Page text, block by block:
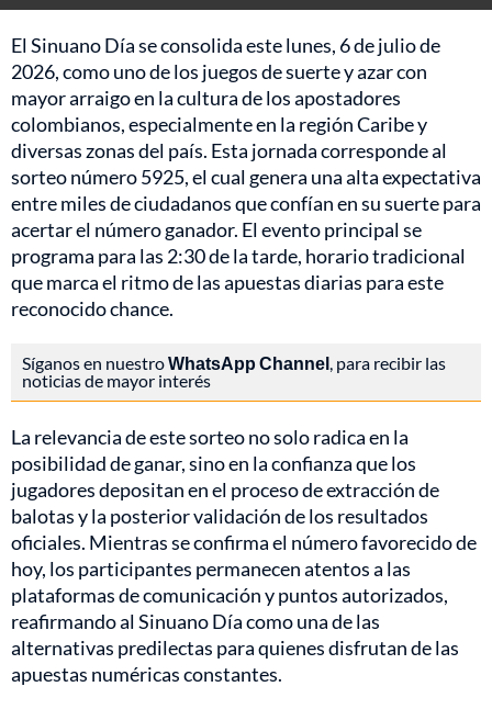
El Sinuano Día se consolida este lunes, 6 de julio de
2026, como uno de los juegos de suerte y azar con
mayor arraigo en la cultura de los apostadores
colombianos, especialmente en la región Caribe y
diversas zonas del país. Esta jornada corresponde al
sorteo número 5925, el cual genera una alta expectativa
entre miles de ciudadanos que confían en su suerte para
acertar el número ganador. El evento principal se
programa para las 2:30 de la tarde, horario tradicional
que marca el ritmo de las apuestas diarias para este
reconocido chance.
Síganos en nuestroWhatsApp Channel, para recibir las
noticias de mayor interés
La relevancia de este sorteo no solo radica en la
posibilidad de ganar, sino en la confianza que los
jugadores depositan en el proceso de extracción de
balotas y la posterior validación de los resultados
oficiales. Mientras se confirma el número favorecido de
hoy, los participantes permanecen atentos a las
plataformas de comunicación y puntos autorizados,
reafirmando al Sinuano Día como una de las
alternativas predilectas para quienes disfrutan de las
apuestas numéricas constantes.